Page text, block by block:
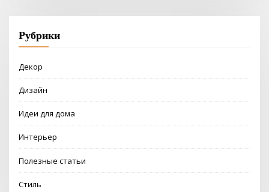
Рубрики
Декор
Дизайн
Идеи для дома
Интерьер
Полезные статьи
Стиль